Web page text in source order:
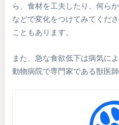
ら、食材を工夫したり、何ら
などで変化をつけてみてくだ
こともあります。
また、急な食欲低下は病気に
動物病院で専門家である獣医